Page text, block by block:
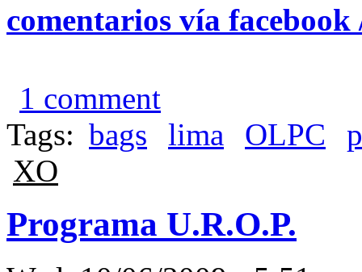
comentarios vía facebook
1 comment
Tags: bags lima OLPC
XO
Programa U.R.O.P.